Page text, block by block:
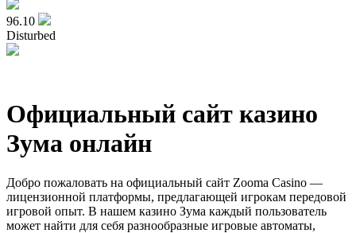
96.10
Disturbed
Официальный сайт казино
Зума онлайн
Добро пожаловать на официальный сайт Zooma Casino —
лицензионной платформы, предлагающей игрокам передовой
игровой опыт. В нашем казино Зума каждый пользователь
может найти для себя разнообразные игровые автоматы,